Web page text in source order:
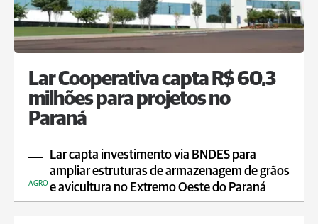
Lar Cooperativa capta R$ 60,3
milhões para projetos no
Paraná
Lar capta investimento via BNDES para
ampliar estruturas de armazenagem de grãos
e avicultura no Extremo Oeste do Paraná
AGRO